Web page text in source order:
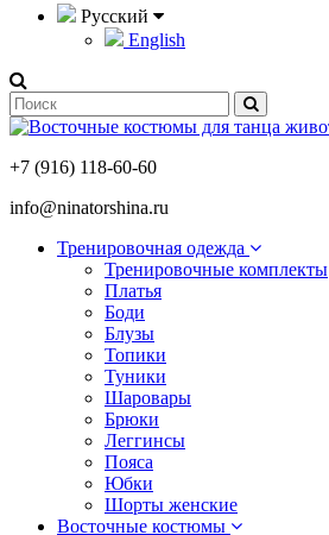
Русский
English
+7 (916) 118-60-60
info@ninatorshina.ru
Тренировочная одежда
Тренировочные комплекты
Платья
Боди
Блузы
Топики
Туники
Шаровары
Брюки
Леггинсы
Пояса
Юбки
Шорты женские
Восточные костюмы